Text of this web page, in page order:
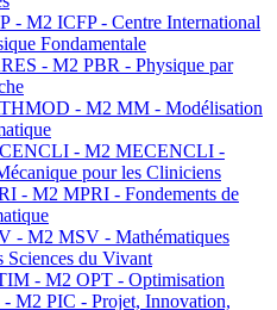
- M2 ICFP - Centre International
Fondamentale
- M2 PBR - Physique par
- M2 MM - Modélisation
- M2 MECENCLI -
pour les Cliniciens
- M2 MPRI - Fondements de
- M2 MSV - Mathématiques
Sciences du Vivant
- M2 OPT - Optimisation
M2 PIC - Projet, Innovation,